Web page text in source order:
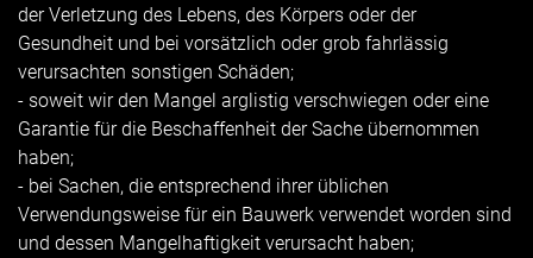
der Verletzung des Lebens, des Körpers oder der
Gesundheit und bei vorsätzlich oder grob fahrlässig
verursachten sonstigen Schäden;
- soweit wir den Mangel arglistig verschwiegen oder eine
Garantie für die Beschaffenheit der Sache übernommen
haben;
- bei Sachen, die entsprechend ihrer üblichen
Verwendungsweise für ein Bauwerk verwendet worden sind
und dessen Mangelhaftigkeit verursacht haben;